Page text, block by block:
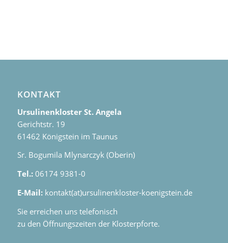
KONTAKT
Ursulinenkloster St. Angela
Gerichtstr. 19
61462 Königstein im Taunus
Sr. Bogumila Mlynarczyk (Oberin)
Tel.: 06174 9381-0
E-Mail:kontakt(at)ursulinenkloster-koenigstein.de
Sie erreichen uns telefonisch
zu den Öffnungszeiten der Klosterpforte.